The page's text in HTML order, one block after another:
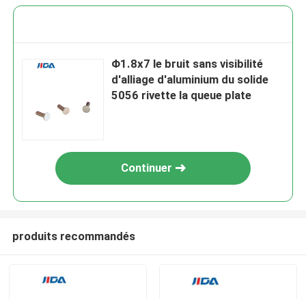
Φ1.8x7 le bruit sans visibilité
d'alliage d'aluminium du solide
5056 rivette la queue plate
Continuer
produits recommandés